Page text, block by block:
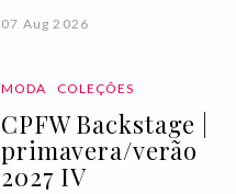
07 Aug 2026
MODA COLEÇÕES
CPFW Backstage |
primavera/verão
2027 IV